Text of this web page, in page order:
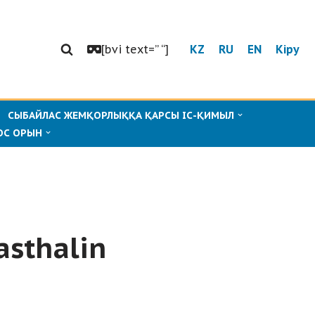
[bvi text=” “] KZ RU EN Кіру
СЫБАЙЛАС ЖЕМҚОРЛЫҚҚА ҚАРСЫ ІС-ҚИМЫЛ
ОРЫН